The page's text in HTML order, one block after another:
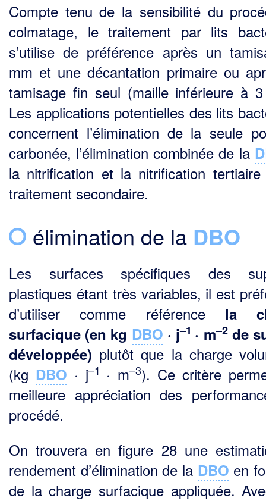
Compte tenu de la sensibilité du
colmatage, le traitement par lits
s’utilise de préfé­rence après un
mm et une décantation primaire ou
tamisage fin seul (maille inférieure à
Les applications poten­tielles des lits
concernent l’élimination de la seule
carbonée, l’élimination combinée de la
la nitrification et la nitrification tertiaire
traitement secondaire.
élimination de la DBO
Les surfaces spécifiques des
plastiques étant très variables, il est
d’utiliser comme référence la
surfacique (en kg DBO · j–1 · m–2de
développée) plutôt que la charge
(kg DBO · j–1 · m–3). Ce critère
meilleure appréciation des
procédé.
On trouvera en figure 28 une
rendement d’élimination de la DBO en
de la charge surfacique appliquée.